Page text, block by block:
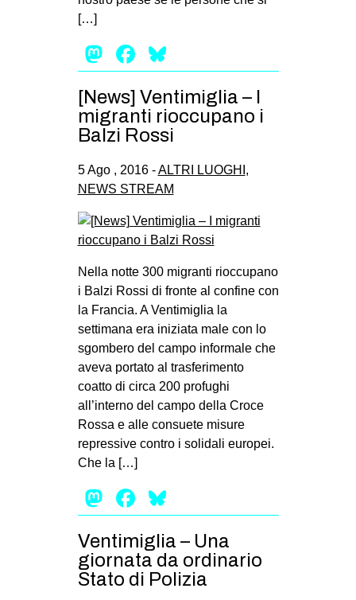
[…]
Mastodon
Facebook
[News] Ventimiglia – I
migranti rioccupano i
Balzi Rossi
5 Ago , 2016 -ALTRI LUOGHI ,
NEWS STREAM
Nella notte 300 migranti rioccupano
i Balzi Rossi di fronte al confine con
la Francia. A Ventimiglia la
settimana era iniziata male con lo
sgombero del campo informale che
aveva portato al trasferimento
coatto di circa 200 profughi
all’interno del campo della Croce
Rossa e alle consuete misure
repressive contro i solidali europei.
Che la […]
Mastodon
Facebook
Ventimiglia – Una
giornata da ordinario
Stato di Polizia